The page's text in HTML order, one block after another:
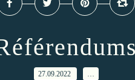
27.09.2022 …